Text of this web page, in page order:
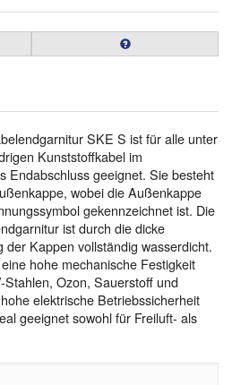
SKE S ist für alle unter
Kunststoffkabel im
Endabschluss geeignet. Sie besteht
wobei die Außenkappe
gekennzeichnet ist. Die
ist durch die dicke
Kappen vollständig wasserdicht.
hohe mechanische Festigkeit
Ozon, Sauerstoff und
elektrische Betriebssicherheit
geeignet sowohl für Freiluft- als